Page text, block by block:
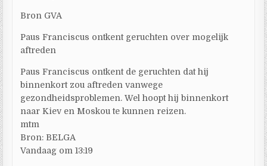
Bron GVA
Paus Franciscus ontkent geruchten over mogelijk
aftreden
Paus Franciscus ontkent de geruchten dat hij
binnenkort zou aftreden vanwege
gezondheidsproblemen. Wel hoopt hij binnenkort
naar Kiev en Moskou te kunnen reizen.
mtm
Bron: BELGA
Vandaag om 13:19